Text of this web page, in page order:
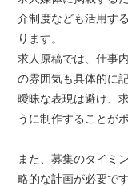
介制度なども活用す
ります。
求人原稿では、仕事
の雰囲気も具体的に
曖昧な表現は避け、
うに制作することが
また、募集のタイミ
略的な計画が必要です